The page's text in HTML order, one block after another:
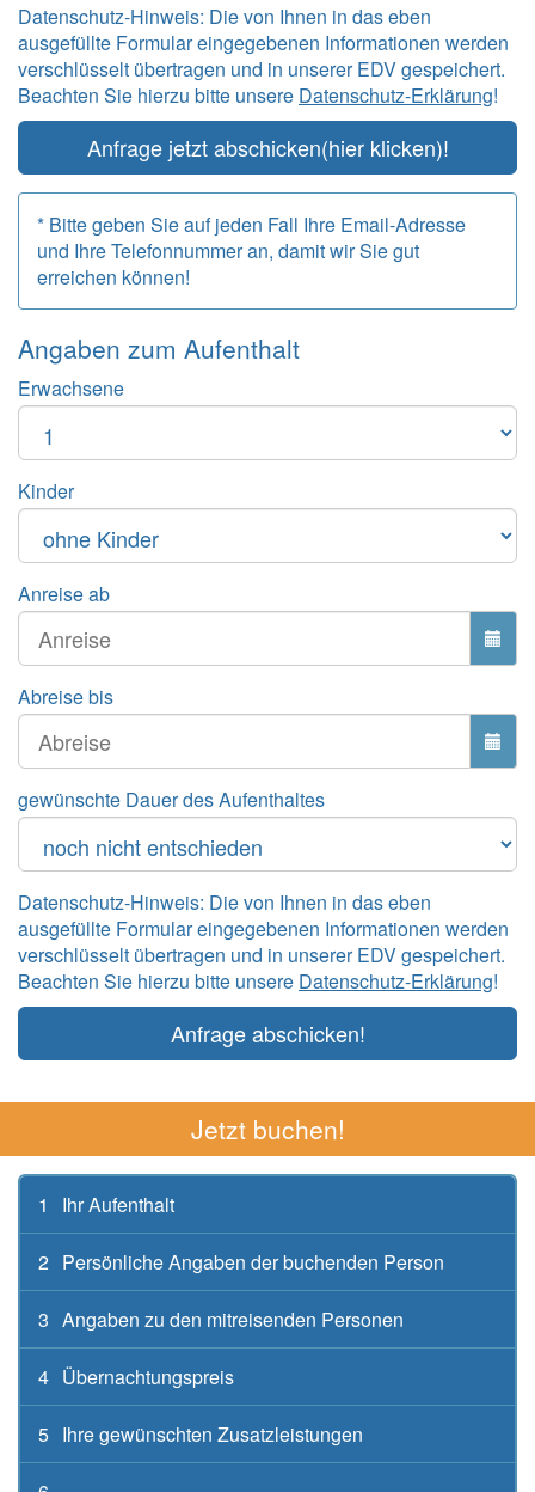
Datenschutz-Hinweis: Die von Ihnen in das eben
ausgefüllte Formular eingegebenen Informationen werden
verschlüsselt übertragen und in unserer EDV gespeichert.
Beachten Sie hierzu bitte unsere Datenschutz-Erklärung!
Anfrage jetzt abschicken(hier klicken)!
* Bitte geben Sie auf jeden Fall Ihre Email-Adresse
und Ihre Telefonnummer an, damit wir Sie gut
erreichen können!
Angaben zum Aufenthalt
Erwachsene
Kinder
Anreise ab
Abreise bis
gewünschte Dauer des Aufenthaltes
Datenschutz-Hinweis: Die von Ihnen in das eben
ausgefüllte Formular eingegebenen Informationen werden
verschlüsselt übertragen und in unserer EDV gespeichert.
Beachten Sie hierzu bitte unsere Datenschutz-Erklärung!
Anfrage abschicken!
Jetzt buchen!
1 Ihr Aufenthalt
2 Persönliche Angaben der buchenden Person
3 Angaben zu den mitreisenden Personen
4 Übernachtungspreis
5 Ihre gewünschten Zusatzleistungen